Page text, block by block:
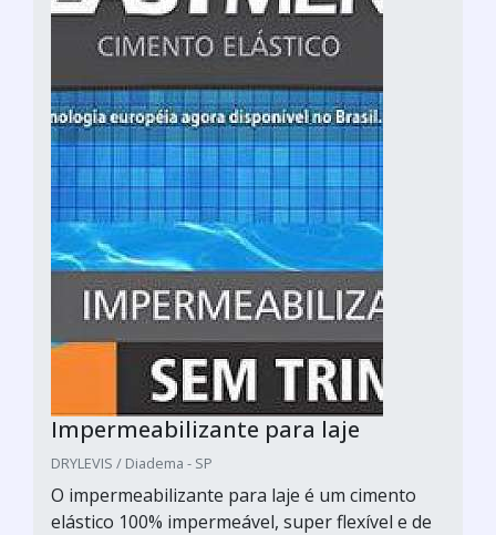
Impermeabilizante para laje
DRYLEVIS / Diadema - SP
O impermeabilizante para laje é um cimento
elástico 100% impermeável, super flexível e de